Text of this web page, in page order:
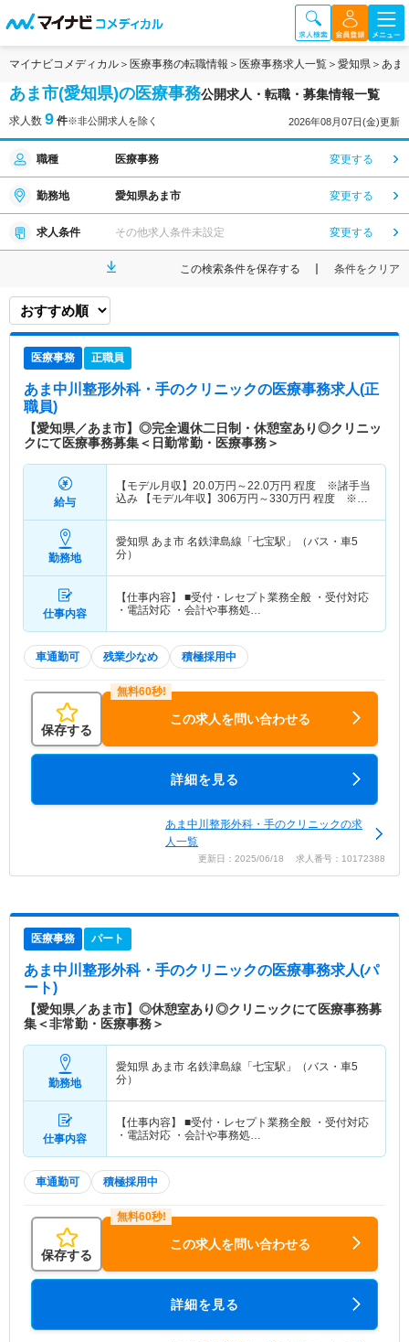
マイナビコメディカル 医療事務の転職情報 医療事務求人一覧 愛知県 あま
あま市(愛知県)の医療事務公開求人・転職・募集情報一覧
求人数 9 件※非公開求人を除く 2026年08月07日(金)更新
職種 医療事務 変更する
勤務地 愛知県あま市 変更する
求人条件 その他求人条件未設定 変更する
この検索条件を保存する 条件をクリア
医療事務 正職員
あま中川整形外科・手のクリニックの医療事務求人(正
職員)
【愛知県／あま市】◎完全週休二日制・休憩室あり◎クリニッ
クにて医療事務募集＜日勤常勤・医療事務＞
給与
【モデル月収】 20.0万円～22.0万円 程度 ※諸手当
込み 【モデル年収】 306万円～330万円 程度 ※諸
勤務地
愛知県 あま市 名鉄津島線「七宝駅」（バス・車5
分）
仕事内容
【仕事内容】 ■受付・レセプト業務全般 ・受付対応
・電話対応 ・会計や事務処…
車通勤可 残業少なめ 積極採用中
保存する
この求人を問い合わせる
詳細を見る
あま中川整形外科・手のクリニックの求
人一覧
更新日：2025/06/18 求人番号：10172388
医療事務 パート
あま中川整形外科・手のクリニックの医療事務求人(パ
ート)
【愛知県／あま市】◎休憩室あり◎クリニックにて医療事務募
集＜非常勤・医療事務＞
勤務地
愛知県 あま市 名鉄津島線「七宝駅」（バス・車5
分）
仕事内容
【仕事内容】 ■受付・レセプト業務全般 ・受付対応
・電話対応 ・会計や事務処…
車通勤可 積極採用中
保存する
この求人を問い合わせる
詳細を見る